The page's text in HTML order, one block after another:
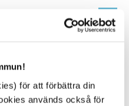
för att förbättra din
används också för18